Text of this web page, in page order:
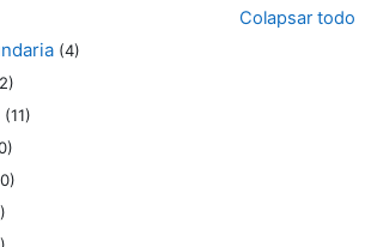
Colapsar todo
(4)
(11)